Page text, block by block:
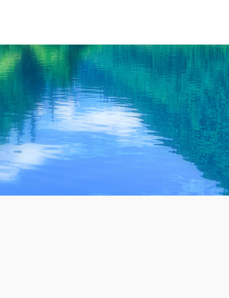
适于微生物
繁殖的条
件，含有大
量细菌和病
原体。
染最重要的
原因，它占
工业排出的
污染物的大
部分。工业
废水所含的
污染物各不
相同，因工
厂生产种类
的不同而千